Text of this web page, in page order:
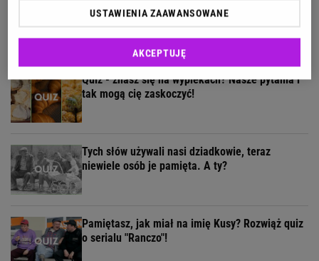
Słodki quiz dla łasuchów. Rozpoznasz te pyszne
ciasta na zdjęciach?
Quiz - znasz się na wypiekach? Nasze pytania i
tak mogą cię zaskoczyć!
Tych słów używali nasi dziadkowie, teraz
niewiele osób je pamięta. A ty?
Pamiętasz, jak miał na imię Kusy? Rozwiąż quiz
o serialu "Ranczo"!
USTAWIENIA ZAAWANSOWANE
AKCEPTUJĘ